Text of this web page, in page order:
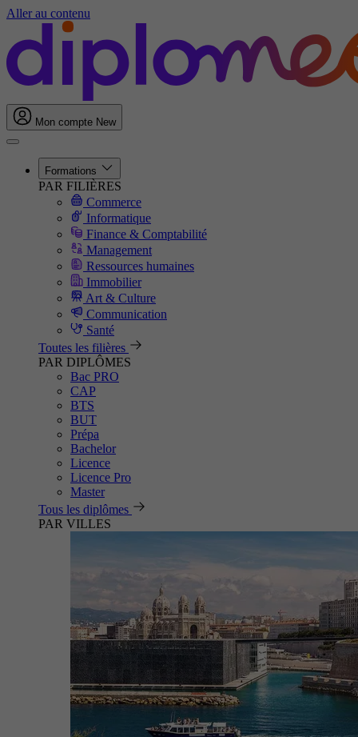
Aller au contenu
Mon compte New
Formations
PAR FILIÈRES
Commerce
Informatique
Finance & Comptabilité
Management
Ressources humaines
Immobilier
Art & Culture
Communication
Santé
Toutes les filières
PAR DIPLÔMES
Bac PRO
CAP
BTS
BUT
Prépa
Bachelor
Licence
Licence Pro
Master
Tous les diplômes
PAR VILLES